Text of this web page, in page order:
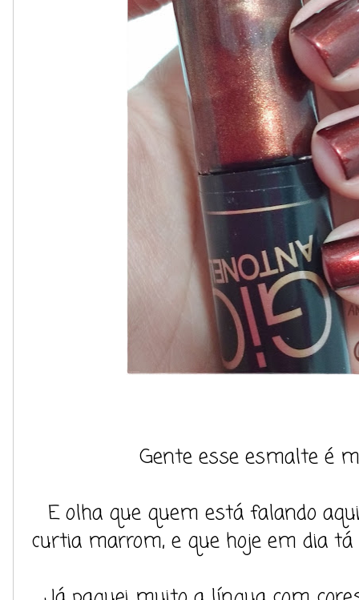
Gente esse esmalte é
E olha que quem está falando
curtia marrom, e que hoje em dia tá